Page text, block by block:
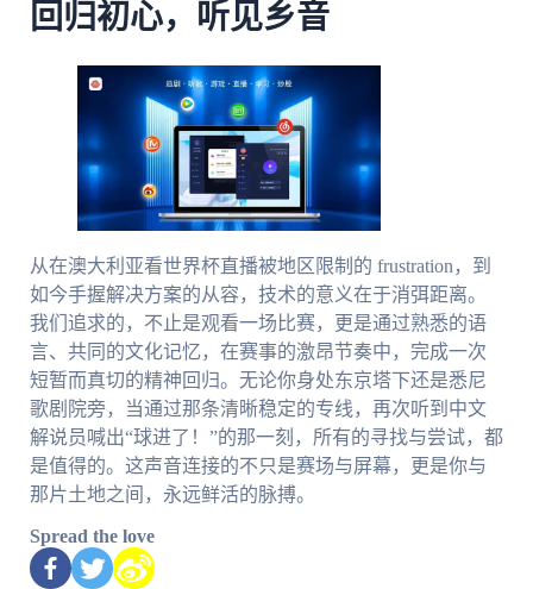
回归初心，听见乡音
从在澳大利亚看世界杯直播被地区限制的 frustration，到
如今手握解决方案的从容，技术的意义在于消弭距离。
我们追求的，不止是观看一场比赛，更是通过熟悉的语
言、共同的文化记忆，在赛事的激昂节奏中，完成一次
短暂而真切的精神回归。无论你身处东京塔下还是悉尼
歌剧院旁，当通过那条清晰稳定的专线，再次听到中文
解说员喊出“球进了！”的那一刻，所有的寻找与尝试，都
是值得的。这声音连接的不只是赛场与屏幕，更是你与
那片土地之间，永远鲜活的脉搏。
Spread the love